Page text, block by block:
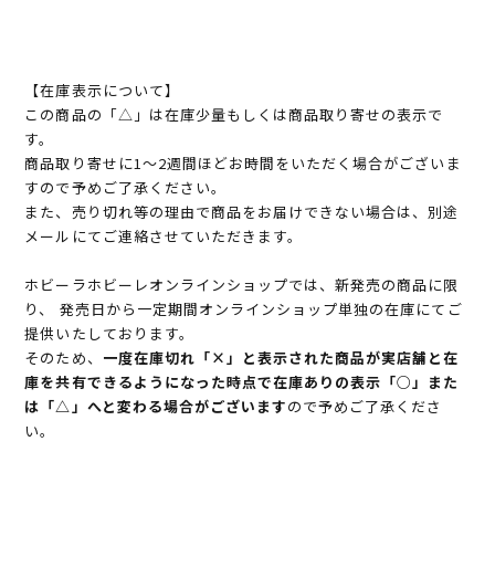
【在庫表示について】
この商品の「△」は在庫少量もしくは商品取り寄せの表示で
す。
商品取り寄せに1～2週間ほどお時間をいただく場合がございま
すので予めご了承ください。
また、売り切れ等の理由で商品をお届けできない場合は、別途
メールにてご連絡させていただきます。
ホビーラホビーレオンラインショップでは、新発売の商品に限
り、 発売日から一定期間オンラインショップ単独の在庫にてご
提供いたしております。
そのため、 一度在庫切れ「×」と表示された商品が実店舗と在
庫を共有できるようになった時点で在庫ありの表示「○」また
は「△」へと変わる場合がございますので予めご了承くださ
い。